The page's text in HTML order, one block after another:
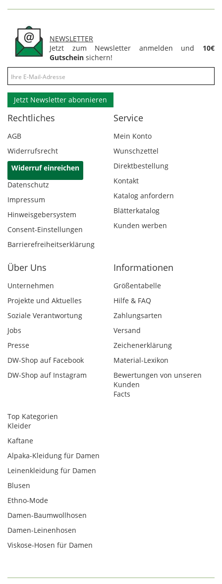
NEWSLETTER
Jetzt zum Newsletter anmelden und 10€
Gutschein sichern!
Jetzt Newsletter abonnieren
Rechtliches
AGB
Widerrufsrecht
Widerruf einreichen
Datenschutz
Impressum
Hinweisgebersystem
Consent-Einstellungen
Barrierefreiheitserklärung
Service
Mein Konto
Wunschzettel
Direktbestellung
Kontakt
Katalog anfordern
Blätterkatalog
Kunden werben
Über Uns
Unternehmen
Projekte und Aktuelles
Soziale Verantwortung
Jobs
Presse
DW-Shop auf Facebook
DW-Shop auf Instagram
Informationen
Größentabelle
Hilfe & FAQ
Zahlungsarten
Versand
Zeichenerklärung
Material-Lexikon
Bewertungen von unseren
Kunden
Facts
Top Kategorien
Kleider
Kaftane
Alpaka-Kleidung für Damen
Leinenkleidung für Damen
Blusen
Ethno-Mode
Damen-Baumwollhosen
Damen-Leinenhosen
Viskose-Hosen für Damen